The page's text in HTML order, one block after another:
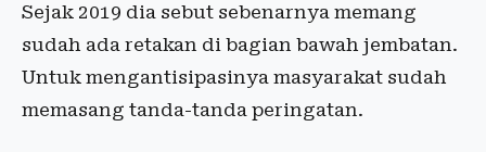
Sejak 2019 dia sebut sebenarnya memang
sudah ada retakan di bagian bawah jembatan.
Untuk mengantisipasinya masyarakat sudah
memasang tanda-tanda peringatan.